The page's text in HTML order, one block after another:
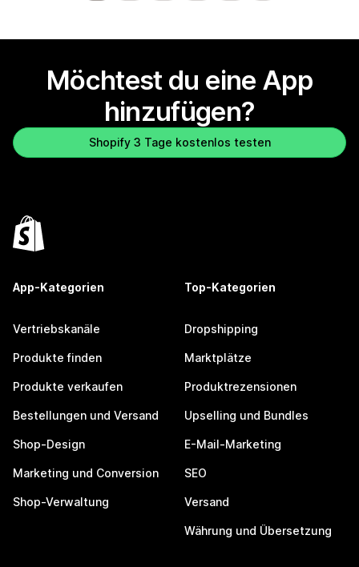
Möchtest du eine App
hinzufügen?
Shopify 3 Tage kostenlos testen
App-Kategorien
Vertriebskanäle
Produkte finden
Produkte verkaufen
Bestellungen und Versand
Shop-Design
Marketing und Conversion
Shop-Verwaltung
Top-Kategorien
Dropshipping
Marktplätze
Produktrezensionen
Upselling und Bundles
E-Mail-Marketing
SEO
Versand
Währung und Übersetzung